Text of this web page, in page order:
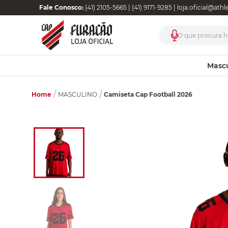
Fale Conosco:(41) 2105-5665 | (41) 9171-9285 |
O que procura
Home MASCULINO Camiseta Cap Football 2026